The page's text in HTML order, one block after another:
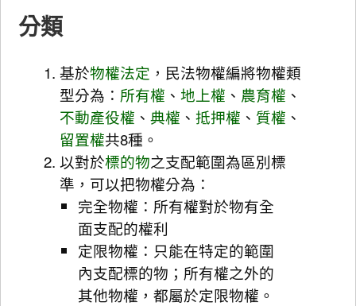
分類
基於物權法定 ，民法物權編將物權類
型分為： 所有權 、 地上權 、 農育權 、
不動產役權 、 典權 、 抵押權 、 質權 、
留置權共8種。
以對於標的物之支配範圍為區別標
準，可以把物權分為：
完全物權：所有權對於物有全
面支配的權利
定限物權：只能在特定的範圍
內支配標的物；所有權之外的
其他物權，都屬於定限物權。